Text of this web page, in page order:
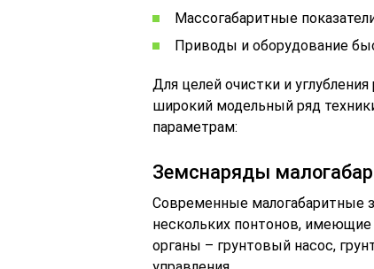
Массогабаритные
Приводы и оборудование
Для целей очистки и
широкий модельный ряд
параметрам:
Земснаряды
Современные малогабаритные
нескольких понтонов,
органы – грунтовый насос,